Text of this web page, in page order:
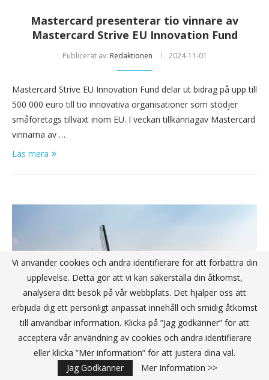
Mastercard presenterar tio vinnare av
Mastercard Strive EU Innovation Fund
Publicerat av: Redaktionen 2024-11-01
Mastercard Strive EU Innovation Fund delar ut bidrag på upp till
500 000 euro till tio innovativa organisationer som stödjer
småföretags tillväxt inom EU. I veckan tillkännagav Mastercard
vinnarna av …
Läs mera
Vi använder cookies och andra identifierare för att förbättra din
upplevelse. Detta gör att vi kan säkerställa din åtkomst,
analysera ditt besök på vår webbplats. Det hjälper oss att
erbjuda dig ett personligt anpassat innehåll och smidig åtkomst
till användbar information. Klicka på ”Jag godkänner” för att
acceptera vår användning av cookies och andra identifierare
eller klicka ”Mer information” för att justera dina val.
Jag Godkänner
Mer Information >>